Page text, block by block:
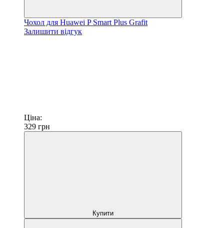
Чохол для Huawei P Smart Plus Grafit
Залишити відгук
Ціна:
329 грн
Купити